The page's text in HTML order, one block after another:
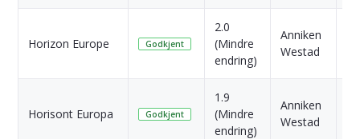
Horizon Europe Godkjent
2.0
(Mindre
endring)
Anniken
Westad
Horisont Europa Godkjent
1.9
(Mindre
endring)
Anniken
Westad